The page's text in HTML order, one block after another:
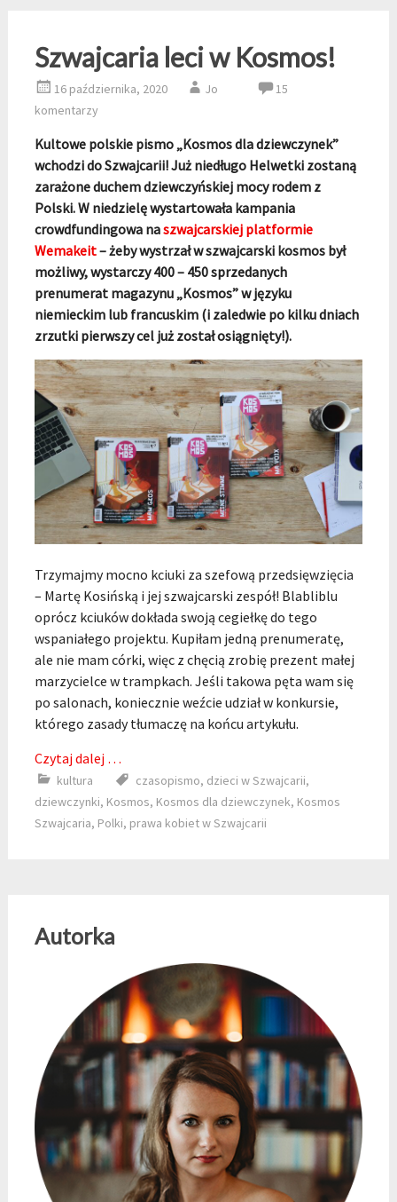
Szwajcaria leci w Kosmos!
16 października, 2020 Jo
15
komentarzy
Kultowe polskie pismo „Kosmos dla dziewczynek”
wchodzi do Szwajcarii! Już niedługo Helwetki zostaną
zarażone duchem dziewczyńskiej mocy rodem z
Polski. W niedzielę wystartowała kampania
crowdfundingowa naszwajcarskiej platformie
Wemakeit– żeby wystrzał w szwajcarski kosmos był
możliwy, wystarczy 400 – 450 sprzedanych
prenumerat magazynu „Kosmos” w języku
niemieckim lub francuskim (i zaledwie po kilku dniach
zrzutki pierwszy cel już został osiągnięty!).
Trzymajmy mocno kciuki za szefową przedsięwzięcia
– Martę Kosińską i jej szwajcarski zespół! Blabliblu
oprócz kciuków dokłada swoją cegiełkę do tego
wspaniałego projektu. Kupiłam jedną prenumeratę,
ale nie mam córki, więc z chęcią zrobię prezent małej
marzycielce w trampkach. Jeśli takowa pęta wam się
po salonach, koniecznie weźcie udział w konkursie,
którego zasady tłumaczę na końcu artykułu.
Czytaj dalej …
kultura czasopismo, dzieci w Szwajcarii,
dziewczynki, Kosmos, Kosmos dla dziewczynek, Kosmos
Szwajcaria, Polki, prawa kobiet w Szwajcarii
Autorka